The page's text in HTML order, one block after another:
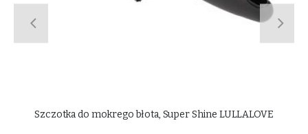
Pompka do suplementu EquiNectar 15L